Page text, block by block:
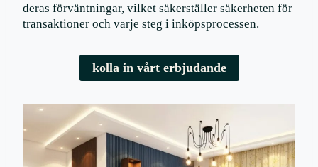
deras förväntningar, vilket säkerställer säkerheten för
transaktioner och varje steg i inköpsprocessen.
kolla in vårt erbjudande